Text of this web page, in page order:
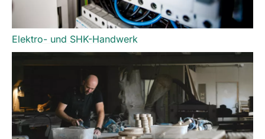
Elektro- und SHK-Handwerk